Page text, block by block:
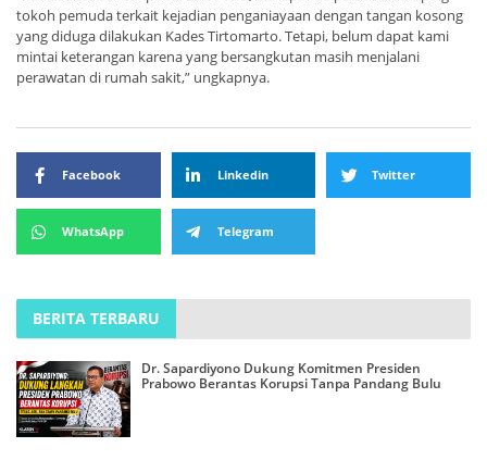
tokoh pemuda terkait kejadian penganiayaan dengan tangan kosong
yang diduga dilakukan Kades Tirtomarto. Tetapi, belum dapat kami
mintai keterangan karena yang bersangkutan masih menjalani
perawatan di rumah sakit,” ungkapnya.
Facebook Linkedin Twitter
WhatsApp Telegram
BERITA TERBARU
Dr. Sapardiyono Dukung Komitmen Presiden
Prabowo Berantas Korupsi Tanpa Pandang Bulu